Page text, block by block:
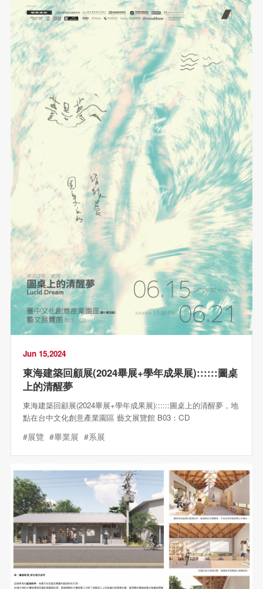
Jun 15,2024
東海建築回顧展(2024畢展+學年成果展)::::::圖桌
上的清醒夢
東海建築回顧展(2024畢展+學年成果展)::::::圖桌上的清醒夢，地
點在台中文化創意產業園區 藝文展覽館 B03：CD
#展覽 #畢業展 #系展